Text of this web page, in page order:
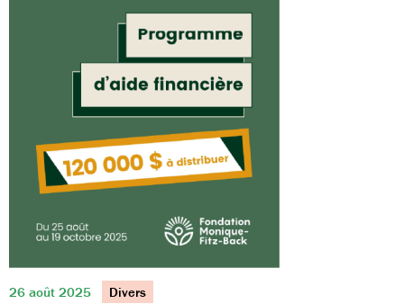
26 août 2025 Divers